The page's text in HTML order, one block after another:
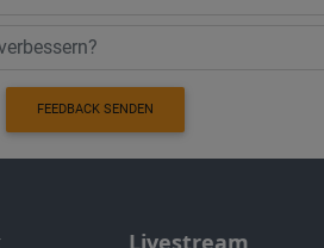
FEEDBACK SENDEN
Livestream